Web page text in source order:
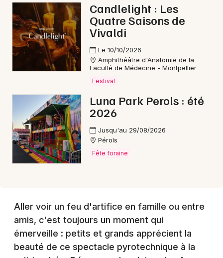
34 - Hérault
Mon email
Candlelight : Les
Quatre Saisons de
Vivaldi
Le 10/10/2026
Amphithéâtre d'Anatomie de la
Faculté de Médecine - Montpellier
Festival
Luna Park Perols : été
2026
Jusqu'au 29/08/2026
Pérols
Fête foraine
Aller voir un feu d'artifice en famille ou entre
amis, c'est toujours un moment qui
émerveille : petits et grands apprécient la
beauté de ce spectacle pyrotechnique à la